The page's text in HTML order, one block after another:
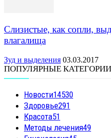
Слизистые, как сопли,
влагалища
Зуд и выделения 03.03.2017
ПОПУЛЯРНЫЕ КАТЕГОРИИ
Новости14530
Здоровье291
Красота51
Методы лечения49